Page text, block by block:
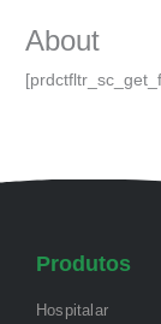
About
Produtos
Hospitalar